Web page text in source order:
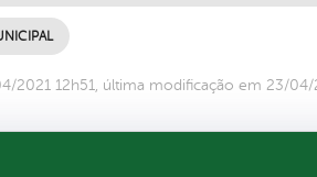
2021 12h51, última modificação em 23/04/